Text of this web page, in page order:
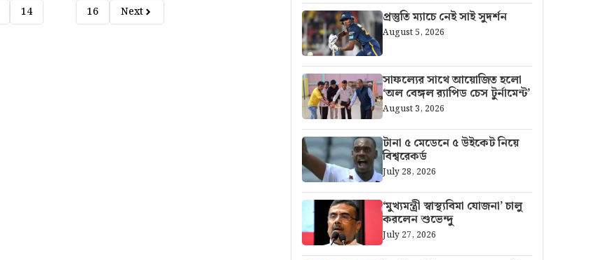
14 16 Next প্রস্তুতি ম্যাচে নেই সাই সুদর্শন
August 5, 2026
সাফল্যের সাথে আয়োজিত হলো
‘অল বেঙ্গল র‍্যাপিড চেস টুর্নামেন্ট’
August 3, 2026
টানা ৫ মেডেনে ৫ উইকেট নিয়ে
বিশ্বরেকর্ড
July 28, 2026
‘মুখ্যমন্ত্রী স্বাস্থ্যবিমা যোজনা’ চালু
করলেন শুভেন্দু
July 27, 2026